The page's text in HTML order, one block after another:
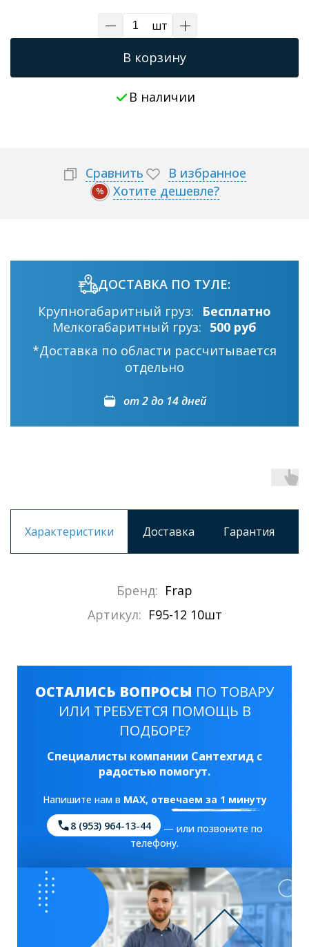
шт
В корзину
В наличии
Сравнить В избранное
% Хотите дешевле?
ДОСТАВКА ПО ТУЛЕ:
Крупногабаритный груз:
Бесплатно
Мелкогабаритный груз: 500 руб
*Доставка по области рассчитывается
отдельно
от 2 до 14 дней
Характеристики Доставка Гарантия
Бренд: Frap
Артикул: F95-12 10шт
ОСТАЛИСЬ ВОПРОСЫ ПО ТОВАРУ
ИЛИ ТРЕБУЕТСЯ ПОМОЩЬ В
ПОДБОРЕ?
Специалисты компании Сантехгид с
радостью помогут.
Напишите нам в MAX, отвечаем за 1 минуту
8 (953) 964-13-44
— или позвоните по
телефону.